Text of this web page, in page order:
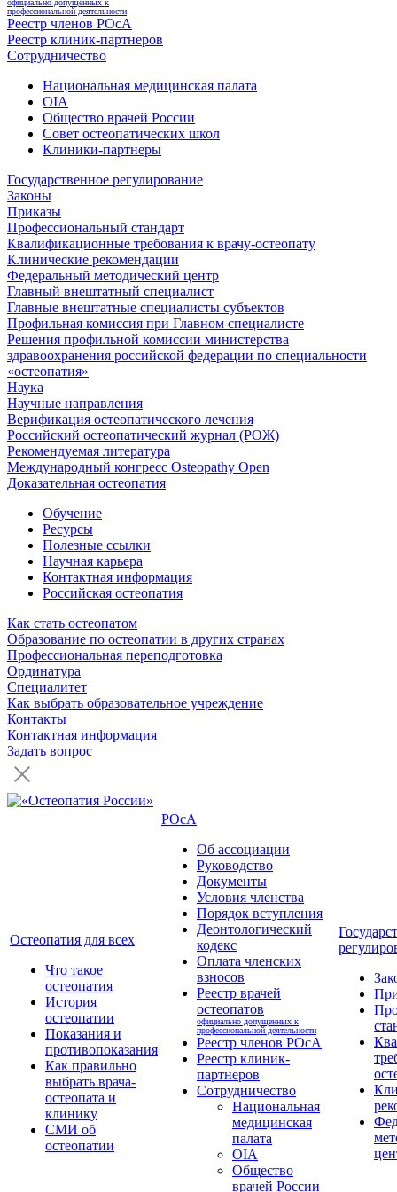
официально допущенных к
профессиональной деятельности
Реестр членов РОсА
Реестр клиник-партнеров
Сотрудничество
Национальная медицинская палата
OIA
Общество врачей России
Совет остеопатических школ
Клиники-партнеры
Государственное регулирование
Законы
Приказы
Профессиональный стандарт
Квалификационные требования к врачу-остеопату
Клинические рекомендации
Федеральный методический центр
Главный внештатный специалист
Главные внештатные специалисты субъектов
Профильная комиссия при Главном специалисте
Решения профильной комиссии министерства
здравоохранения российской федерации по специальности
«остеопатия»
Наука
Научные направления
Верификация остеопатического лечения
Российский остеопатический журнал (РОЖ)
Рекомендуемая литература
Международный конгресс Osteopathy Open
Доказательная остеопатия
Обучение
Ресурсы
Полезные ссылки
Научная карьера
Контактная информация
Российская остеопатия
Как стать остеопатом
Образование по остеопатии в других странах
Профессиональная переподготовка
Ординатура
Специалитет
Как выбрать образовательное учреждение
Контакты
Контактная информация
Задать вопрос
Остеопатия для всех
Что такое
остеопатия
История
остеопатии
Показания и
противопоказания
Как правильно
выбрать врача-
остеопата и
клинику
СМИ об
остеопатии
РОсА
Об ассоциации
Руководство
Документы
Условия членства
Порядок вступления
Деонтологический
кодекс
Оплата членских
взносов
Реестр врачей
остеопатов
официально допущенных к
профессиональной деятельности
Реестр членов РОсА
Реестр клиник-
партнеров
Сотрудничество
Национальная
медицинская
палата
OIA
Общество
врачей России